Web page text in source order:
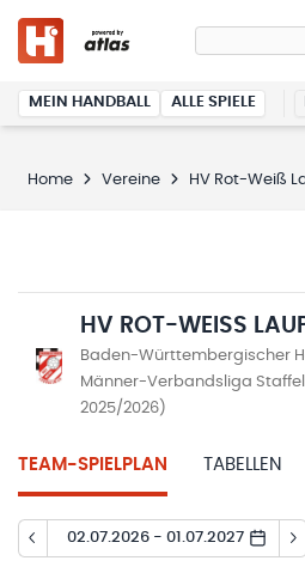
MEIN HANDBALL ALLE SPIELE
Home Vereine HV Rot-Weiß
HV ROT-WEISS
Baden-Württembergischer
Männer-Verbandsliga
2025/2026)
TEAM-SPIELPLAN TABELLEN
02.07.2026 - 01.07.2027